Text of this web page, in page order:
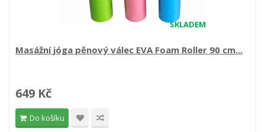
SKLADEM
Masážní jóga pěnový válec EVA Foam Roller 90 cm...
649 Kč
Do košíku